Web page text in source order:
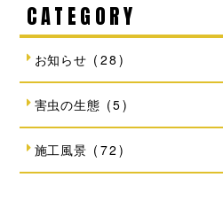
CATEGORY
お知らせ (28)
害虫の生態 (5)
施工風景 (72)